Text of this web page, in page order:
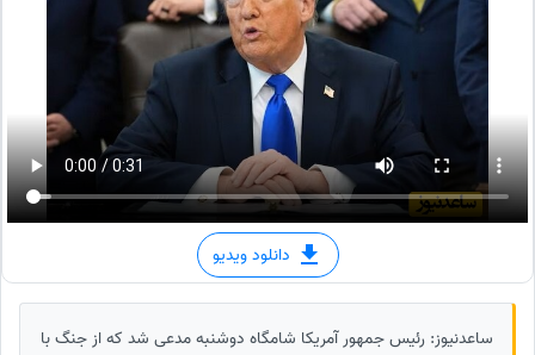
دانلود ویدیو
ساعدنیوز: رئیس جمهور آمریکا شامگاه دوشنبه مدعی شد که از جنگ با